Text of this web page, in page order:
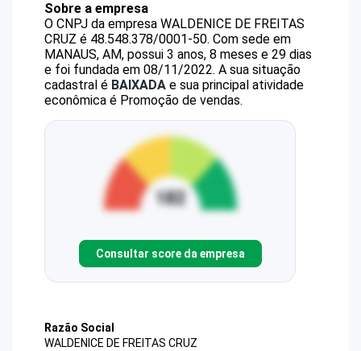
Sobre a empresa
O CNPJ da empresa WALDENICE DE FREITAS
CRUZ é 48.548.378/0001-50. Com sede em
MANAUS, AM, possui 3 anos, 8 meses e 29 dias
e foi fundada em 08/11/2022. A sua situação
cadastral é BAIXADA e sua principal atividade
econômica é Promoção de vendas.
Consultar score da empresa
Razão Social
WALDENICE DE FREITAS CRUZ